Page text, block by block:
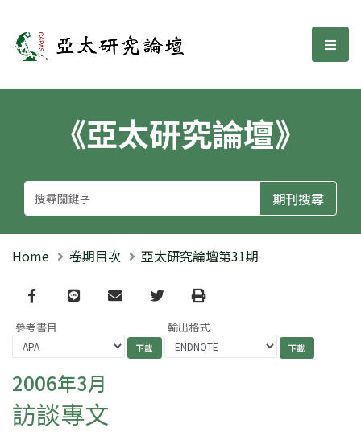
亞太研究論壇 選
《亞太研究論壇》
Home 卷期目次 亞太研究論壇第31期
Facebook
line email TwitterPrint
參考書目 輸出格式
2006年3月
訪談專文